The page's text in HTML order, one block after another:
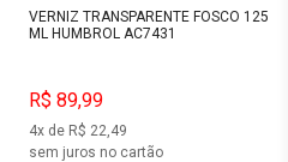
VERNIZ TRANSPARENTE FOSCO 125
ML HUMBROL AC7431
R$ 89,99
4x de R$ 22,49
sem juros no cartão